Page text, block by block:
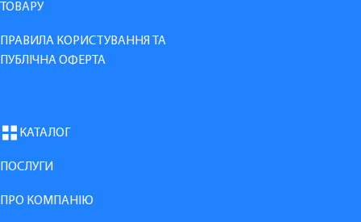
ТОВАРУ
ПРАВИЛА КОРИСТУВАННЯ ТА
ПУБЛІЧНА ОФЕРТА
КАТАЛОГ
ПОСЛУГИ
ПРО КОМПАНІЮ